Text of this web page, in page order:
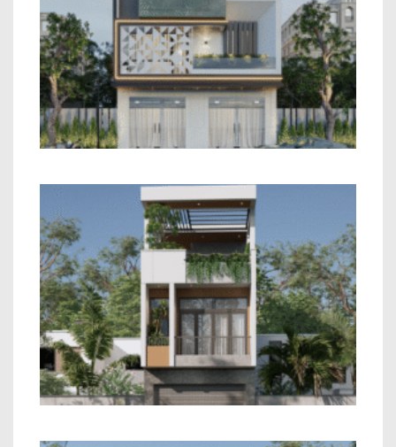
Mẫu Nhà Phố 2 Tầng Hiện Đại
Mẫu Nhà Phố 2 Tầng Hiện Đại